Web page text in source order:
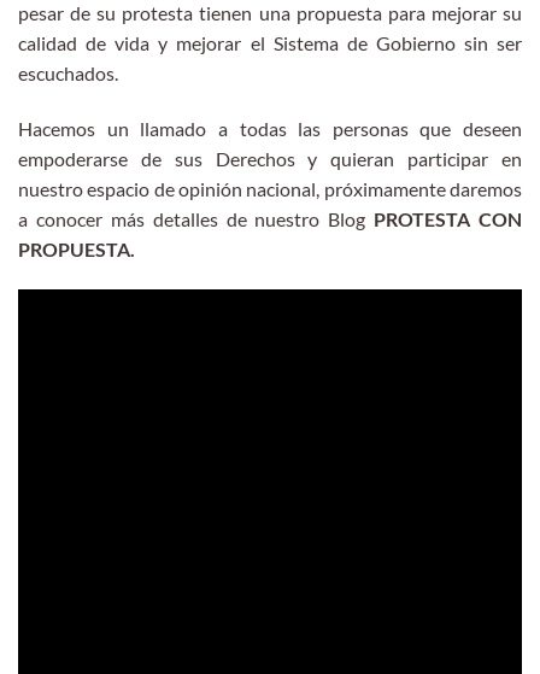
pesar de su protesta tienen una propuesta para mejorar su
calidad de vida y mejorar el Sistema de Gobierno sin ser
escuchados.
Hacemos un llamado a todas las personas que deseen
empoderarse de sus Derechos y quieran participar en
nuestro espacio de opinión nacional, próximamente daremos
a conocer más detalles de nuestro Blog PROTESTA CON
PROPUESTA.